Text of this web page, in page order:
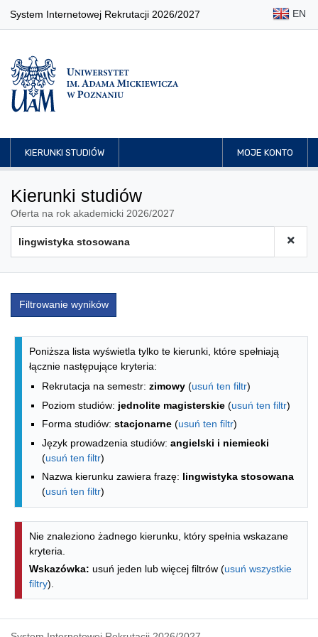
System Internetowej Rekrutacji 2026/2027 EN
KIERUNKI STUDIÓW MOJE KONTO
Kierunki studiów
Oferta na rok akademicki 2026/2027
Filtrowanie wyników
Lista kierunków - spis według
Poniższa lista wyświetla tylko te kierunki, które spełniają
łącznie następujące kryteria:
Rekrutacja na semestr: zimowy (usuń ten filtr)
Poziom studiów: jednolite magisterskie (usuń ten filtr)
Forma studiów: stacjonarne (usuń ten filtr)
Język prowadzenia studiów: angielski i niemiecki
(usuń ten filtr)
Nazwa kierunku zawiera frazę: lingwistyka stosowana
(usuń ten filtr)
Nie znaleziono żadnego kierunku, który spełnia wskazane
kryteria.
Wskazówka: usuń jeden lub więcej filtrów (usuń wszystkie
filtry).